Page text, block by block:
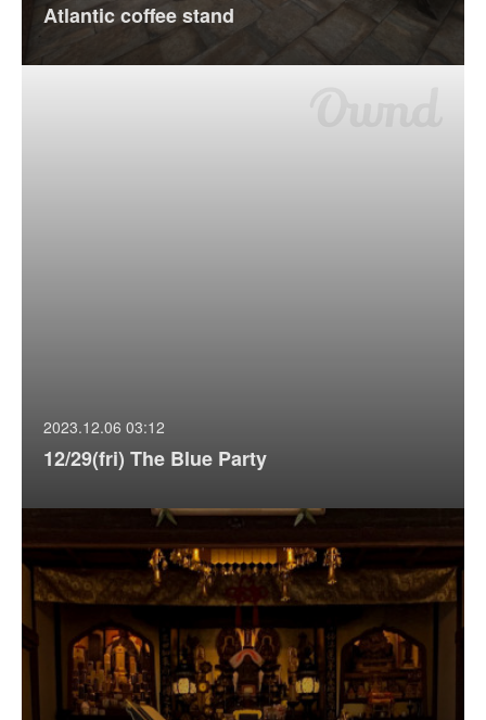
Atlantic coffee stand
2023.12.06 03:12
12/29(fri) The Blue Party